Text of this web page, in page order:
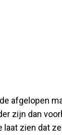
afgelopen
zijn dan
laat zien dat